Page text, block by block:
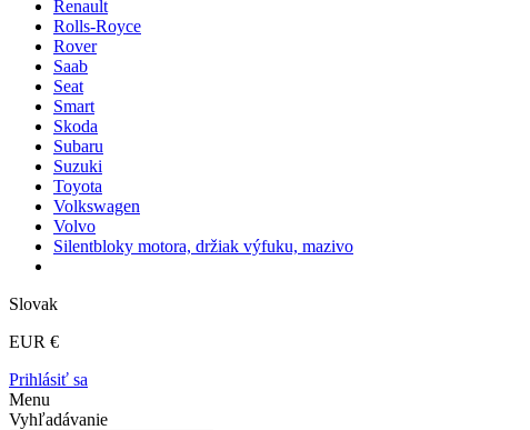
Renault
Rolls-Royce
Rover
Saab
Seat
Smart
Skoda
Subaru
Suzuki
Toyota
Volkswagen
Volvo
Silentbloky motora, držiak výfuku, mazivo
Slovak
EUR €
Prihlásiť sa
Menu
Vyhľadávanie